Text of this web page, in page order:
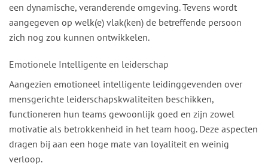
een dynamische, veranderende omgeving. Tevens wordt
aangegeven op welk(e) vlak(ken) de betreffende persoon
zich nog zou kunnen ontwikkelen.
Emotionele Intelligente en leiderschap
Aangezien emotioneel intelligente leidinggevenden over
mensgerichte leiderschapskwaliteiten beschikken,
functioneren hun teams gewoonlijk goed en zijn zowel
motivatie als betrokkenheid in het team hoog. Deze aspecten
dragen bij aan een hoge mate van loyaliteit en weinig
verloop.